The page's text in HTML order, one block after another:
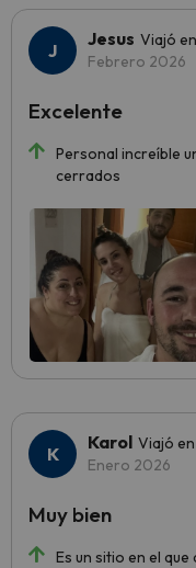
Jesus Viajó
Febrero 2026
Personal increíble
cerrados
Excelente
Karol Viajó
Enero 2026
Es un sitio en el
Muy bien